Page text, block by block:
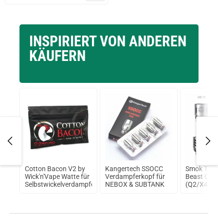
INSPIRIERT VON ANDEREN
KÄUFERN
Cotton Bacon V2 by
Wick'n'Vape Watte für
Selbstwickelverdampfer
Kangertech SSOCC
Verdampferkopf für
NEBOX & SUBTANK
Smok
Beast
(Q2/X4/